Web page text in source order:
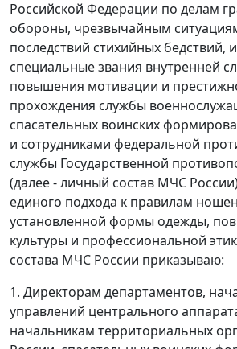
Российской Федерации по делам
обороны, чрезвычайным
последствий стихийных
специальные звания внутренней
повышения мотивации и
прохождения службы
спасательных воинских
и сотрудниками федеральной
службы Государственной
(далее - личный состав МЧС
единого подхода к правилам
установленной формы одежды,
культуры и профессиональной
состава МЧС России приказываю:
1. Директорам департаментов,
управлений центрального
начальникам территориальных